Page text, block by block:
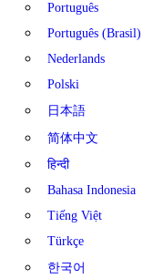
Português
Português (Brasil)
Nederlands
Polski
日本語
简体中文
हिन्दी
Bahasa Indonesia
Tiếng Việt
Türkçe
한국어